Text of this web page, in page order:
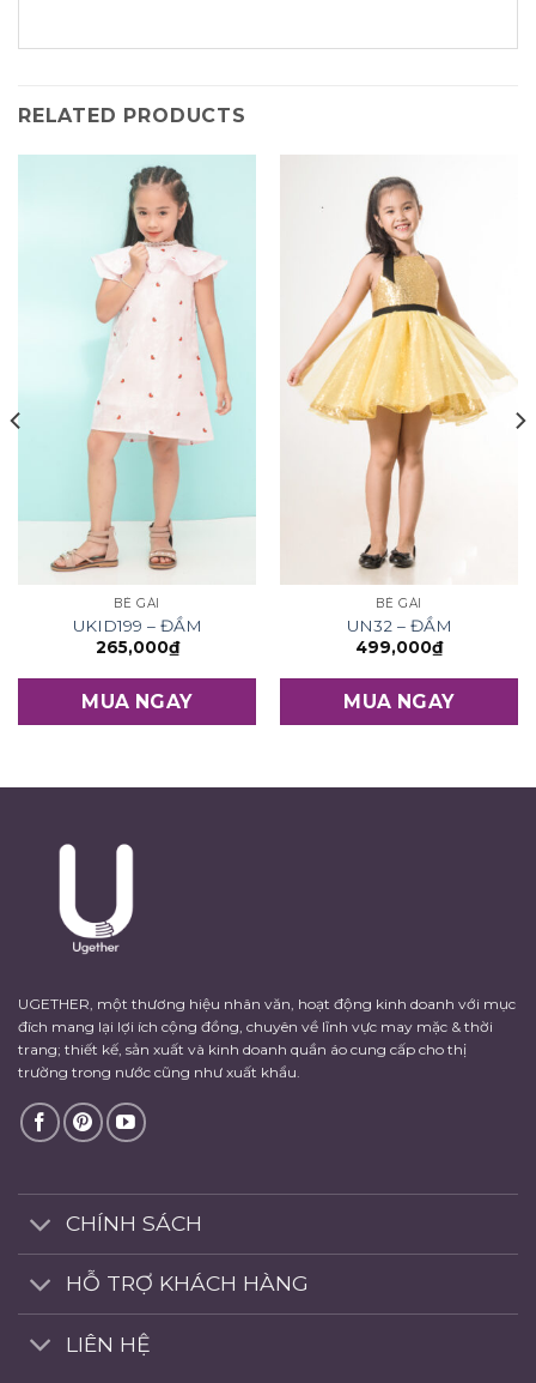
RELATED PRODUCTS
BÉ GÁI
UKID199 – ĐẦM
265,000₫
MUA NGAY
BÉ GÁI
UN32 – ĐẦM
499,000₫
MUA NGAY
UGETHER, một thương hiệu nhân văn, hoạt động kinh doanh với mục
đích mang lại lợi ích cộng đồng, chuyên về lĩnh vực may mặc & thời
trang; thiết kế, sản xuất và kinh doanh quần áo cung cấp cho thị
trường trong nước cũng như xuất khẩu.
CHÍNH SÁCH
HỖ TRỢ KHÁCH HÀNG
LIÊN HỆ